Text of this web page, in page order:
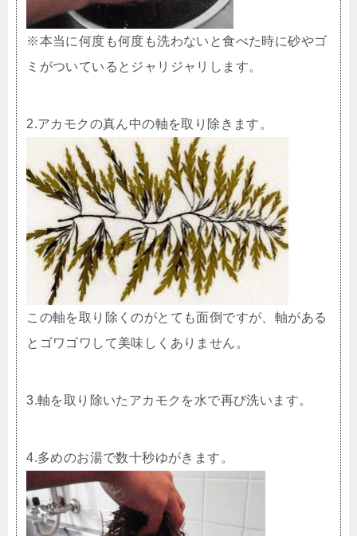
※本当に何度も何度も洗わないと食べた時に砂やゴ
ミがついているとジャリジャリします。
2.アカモクの真ん中の軸を取り除きます。
この軸を取り除くのがとても面倒ですが、軸がある
とゴワゴワして美味しくありません。
3.軸を取り除いたアカモクを水で再び洗います。
4.多めのお湯で数十秒ゆがきます。